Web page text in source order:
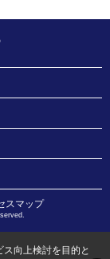
スマップ
向上検討を目的と